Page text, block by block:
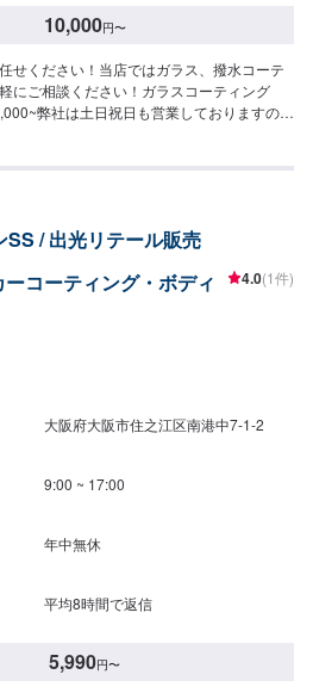
円（〜15インチ）11,800円（16〜19イ
ダブル】（作業時間：2時間〜）分厚い2層
チ）17,600円（16〜19インチ）20,900円
間も含みます。◉エンジンルームクリーン
エンジンルームにこびりついた汚れをき
守ります。5,340円（全車種）
に！SS：75,800円S：83,800円M：91,900
：137,900円※鏡面研磨は別途料金(軽研磨は
テナンスで６年)）圧倒的な厚みを持つコー
汚れを弾く！これまでとは違う被膜で、水
ぐ。SS：115,700円S：126,200円M：
工時間：40分〜、耐久：3ヶ月）洗車で取
ルプロテクト】（施工時間：1時間30
ら守る5,400円【モールクリーン＆プロテク
シミを除去してその後シミから守る39,600
58,300円）【樹脂フェンダーキーパー】
ル：9,270円・無塗装樹脂パーツ面積の大
アリスホンダCRV/シビック三菱エクリプ
3/CX-8/CX-60/MX-30スバルXV/WRXS4ス
ウディQ2〜Q7フォルクスワーゲンティグ
ツGLA、GLB、GLCボルボXC60プジョー
＜＜詳しくは、ネット予約にてお問い合わ
10,000円〜
せください！当店ではガラス、撥水コーテ
にご相談ください！ガラスコーティング
弊社は土日祝日も営業しておりますので
般整備の作業を特に得意としていますので
/ 出光リテール販売
コーティング・ボディ
4.0(1件)
大阪府大阪市住之江区南港中7-1-2
9:00 ~ 17:00
年中無休
平均8時間で返信
5,990円〜